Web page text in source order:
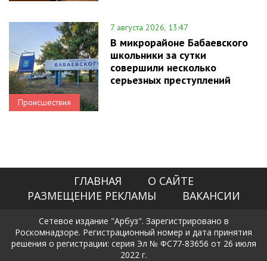
Происшествия
7 августа 2026, 13:47
В микрорайоне Бабаевского
школьники за сутки
совершили несколько
серьезных преступлений
ГЛАВНАЯ
О САЙТЕ
РАЗМЕЩЕНИЕ РЕКЛАМЫ
ВАКАНСИИ
Сетевое издание "Арбуз". Зарегистрировано в
Роскомнадзоре. Регистрационный номер и дата принятия
решения о регистрации: серия Эл № ФС77-83656 от 26 июля
2022 г.